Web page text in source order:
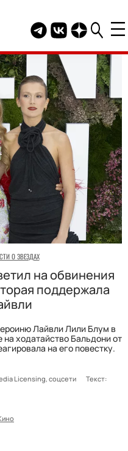
Telegram канал
Группа HELLO
Канал
О ЗВЕЗДАХ
на обвинения
поддержала
Лайвли Лили Блум в
ходатайство Бальдони от
на его повестку.
Licensing, соцсети
Текст: